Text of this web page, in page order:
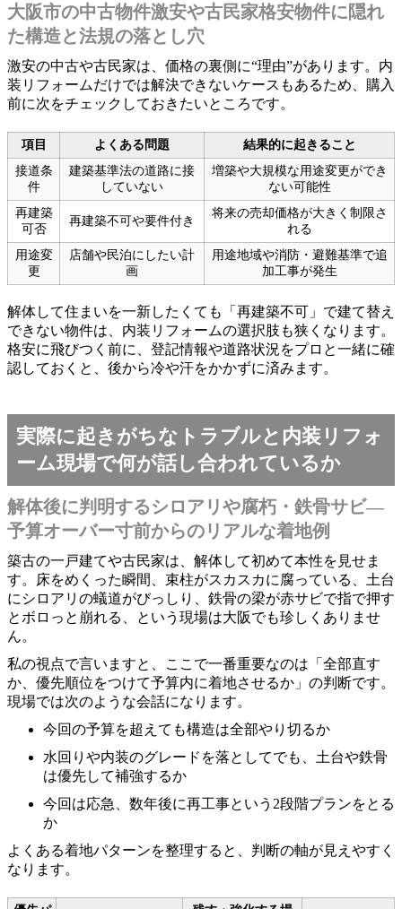
大阪市の中古物件激安や古民家格安物件に隠れ
た構造と法規の落とし穴
激安の中古や古民家は、価格の裏側に“理由”があります。内
装リフォームだけでは解決できないケースもあるため、購入
前に次をチェックしておきたいところです。
項目 よくある問題
結果的に起きること
接道条
件
建築基準法の道路に接
していない
増築や大規模な用途変更ができ
ない可能性
再建築
可否
再建築不可や要件付き
将来の売却価格が大きく制限さ
れる
用途変
更
店舗や民泊にしたい計
画
用途地域や消防・避難基準で追
加工事が発生
解体して住まいを一新したくても「再建築不可」で建て替え
できない物件は、内装リフォームの選択肢も狭くなります。
格安に飛びつく前に、登記情報や道路状況をプロと一緒に確
認しておくと、後から冷や汗をかかずに済みます。
実際に起きがちなトラブルと内装リフォ
ーム現場で何が話し合われているか
解体後に判明するシロアリや腐朽・鉄骨サビ―
予算オーバー寸前からのリアルな着地例
築古の一戸建てや古民家は、解体して初めて本性を見せま
す。床をめくった瞬間、束柱がスカスカに腐っている、土台
にシロアリの蟻道がびっしり、鉄骨の梁が赤サビで指で押す
とボロっと崩れる、という現場は大阪でも珍しくありませ
ん。
私の視点で言いますと、ここで一番重要なのは「全部直す
か、優先順位をつけて予算内に着地させるか」の判断です。
現場では次のような会話になります。
今回の予算を超えても構造は全部やり切るか
水回りや内装のグレードを落としてでも、土台や鉄骨
は優先して補強するか
今回は応急、数年後に再工事という2段階プランをとる
か
よくある着地パターンを整理すると、判断の軸が見えやすく
なります。